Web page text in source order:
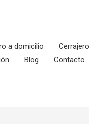
a domicilio
Blog Contacto